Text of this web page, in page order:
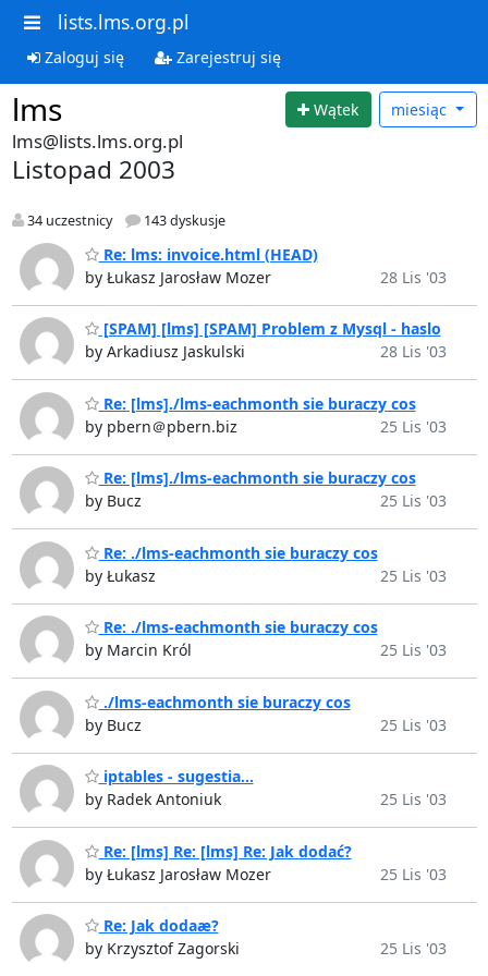
lists.lms.org.pl
Zaloguj się Zarejestruj się
lms Wątek miesiąc
lms@lists.lms.org.pl
Listopad 2003
34 uczestnicy 143 dyskusje
Re: lms: invoice.html (HEAD)
by Łukasz Jarosław Mozer
28 Lis '03
[SPAM] [lms] [SPAM] Problem z Mysql - haslo
by Arkadiusz Jaskulski
28 Lis '03
Re: [lms]./lms-eachmonth sie buraczy cos
by pbern＠pbern.biz
25 Lis '03
Re: [lms]./lms-eachmonth sie buraczy cos
by Bucz
25 Lis '03
Re: ./lms-eachmonth sie buraczy cos
by Łukasz
25 Lis '03
Re: ./lms-eachmonth sie buraczy cos
by Marcin Król
25 Lis '03
./lms-eachmonth sie buraczy cos
by Bucz
25 Lis '03
iptables - sugestia...
by Radek Antoniuk
25 Lis '03
Re: [lms] Re: [lms] Re: Jak dodać?
by Łukasz Jarosław Mozer
25 Lis '03
Re: Jak dodaæ?
by Krzysztof Zagorski
25 Lis '03